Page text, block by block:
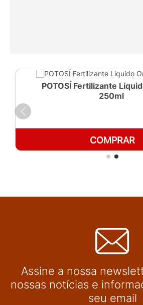
POTOSÍ Fertilizante
250ml
COMPRAR
Assine a nossa
nossas notícias e
seu email